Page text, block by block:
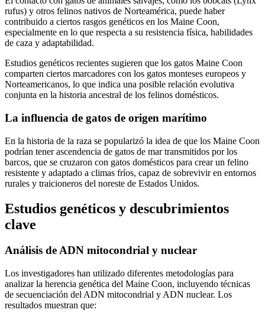
rufus) y otros felinos nativos de Norteamérica, puede haber
contribuido a ciertos rasgos genéticos en los Maine Coon,
especialmente en lo que respecta a su resistencia física, habilidades
de caza y adaptabilidad.
Estudios genéticos recientes sugieren que los gatos Maine Coon
comparten ciertos marcadores con los gatos monteses europeos y
Norteamericanos, lo que indica una posible relación evolutiva
conjunta en la historia ancestral de los felinos domésticos.
La influencia de gatos de origen marítimo
En la historia de la raza se popularizó la idea de que los Maine Coon
podrían tener ascendencia de gatos de mar transmitidos por los
barcos, que se cruzaron con gatos domésticos para crear un felino
resistente y adaptado a climas fríos, capaz de sobrevivir en entornos
rurales y traicioneros del noreste de Estados Unidos.
Estudios genéticos y descubrimientos
clave
Análisis de ADN mitocondrial y nuclear
Los investigadores han utilizado diferentes metodologías para
analizar la herencia genética del Maine Coon, incluyendo técnicas
de secuenciación del ADN mitocondrial y ADN nuclear. Los
resultados muestran que: